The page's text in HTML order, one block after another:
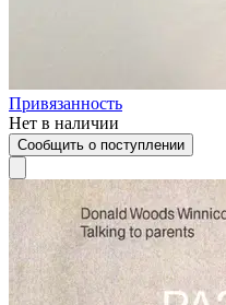
Привязанность
Нет в наличии
Сообщить о поступлении